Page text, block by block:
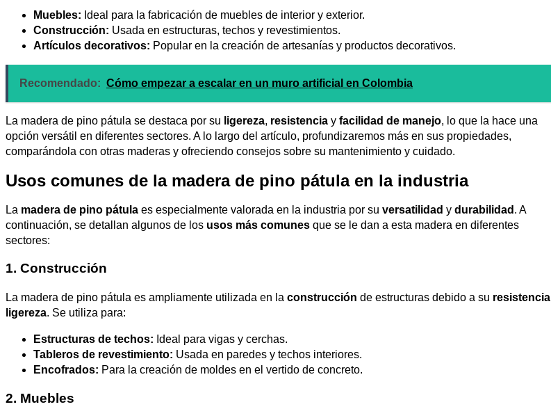
Muebles: Ideal para la fabricación de muebles de interior y exterior.
Construcción: Usada en estructuras, techos y revestimientos.
Artículos decorativos: Popular en la creación de artesanías y productos decorativos.
Recomendado: Cómo empezar a escalar en un muro artificial en Colombia
La madera de pino pátula se destaca por su ligereza, resistencia y facilidad de manejo, lo que la hace una
opción versátil en diferentes sectores. A lo largo del artículo, profundizaremos más en sus propiedades,
comparándola con otras maderas y ofreciendo consejos sobre su mantenimiento y cuidado.
Usos comunes de la madera de pino pátula en la industria
La madera de pino pátula es especialmente valorada en la industria por su versatilidad y durabilidad . A
continuación, se detallan algunos de los usos más comunes que se le dan a esta madera en diferentes
sectores:
1. Construcción
La madera de pino pátula es ampliamente utilizada en la construcción de estructuras debido a su resistencia
ligereza. Se utiliza para:
Estructuras de techos: Ideal para vigas y cerchas.
Tableros de revestimiento: Usada en paredes y techos interiores.
Encofrados: Para la creación de moldes en el vertido de concreto.
2. Muebles